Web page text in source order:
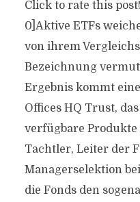
Click to rate this
0]Aktive ETFs
von ihrem
Bezeichnung
Ergebnis kommt
Offices HQ Trust,
verfügbare
Tachtler, Leiter der
Managerselektion
die Fonds den